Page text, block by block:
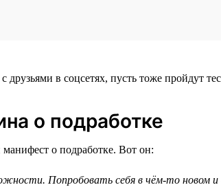
в соцсетях, пусть тоже пройдут
о подработке
о подработке. Вот он:
Попробовать себя в чём-то новом и